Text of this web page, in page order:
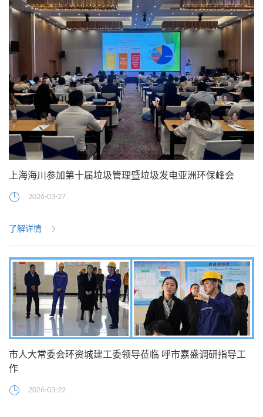
上海海川参加第十届垃圾管理暨垃圾发电亚洲环保峰会
2026-03-27
了解详情
市人大常委会环资城建工委领导莅临 呼市嘉盛调研指导工
作
2026-03-22